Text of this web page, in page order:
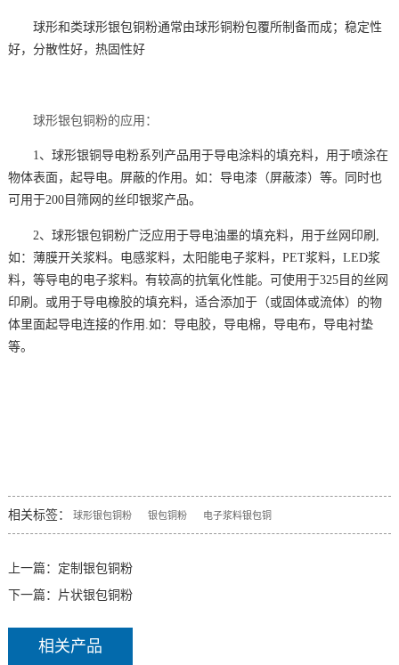
球形和类球形银包铜粉通常由球形铜粉包覆所制备而成； 稳定性
好，分散性好，热固性好
球形银包铜粉的应用：
1、球形银铜导电粉系列产品用于导电涂料的填充料，用于喷涂在
物体表面，起导电。屏蔽的作用。如：导电漆（屏蔽漆）等。同时也
可用于200目筛网的丝印银浆产品。
2、球形银包铜粉广泛应用于导电油墨的填充料，用于丝网印刷,
如：薄膜开关浆料。电感浆料，太阳能电子浆料，PET浆料，LED浆
料，等导电的电子浆料。有较高的抗氧化性能。可使用于325目的丝网
印刷。或用于导电橡胶的填充料，适合添加于（或固体或流体）的物
体里面起导电连接的作用.如：导电胶，导电棉，导电布，导电衬垫
等。
相关标签： 球形银包铜粉 银包铜粉 电子浆料银包铜
上一篇： 定制银包铜粉
下一篇：
片状银包铜粉
相关产品